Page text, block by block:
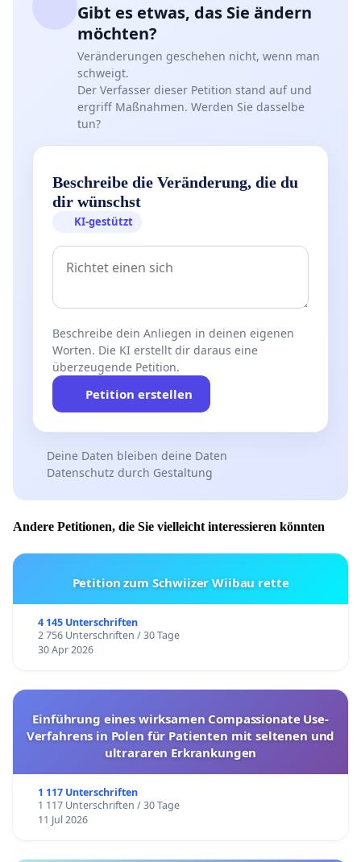
Gibt es etwas, das Sie ändern
möchten?
Veränderungen geschehen nicht, wenn man
schweigt.
Der Verfasser dieser Petition stand auf und
ergriff Maßnahmen. Werden Sie dasselbe
tun?
Beschreibe die Veränderung, die du
dir wünschst
KI-gestützt
Beschreibe dein Anliegen in deinen eigenen
Worten. Die KI erstellt dir daraus eine
überzeugende Petition.
Petition erstellen
Deine Daten bleiben deine Daten
Datenschutz durch Gestaltung
Andere Petitionen, die Sie vielleicht interessieren könnten
Petition zum Schwiizer Wiibau rette
4 145 Unterschriften
2 756 Unterschriften / 30 Tage
30 Apr 2026
Einführung eines wirksamen Compassionate Use-
Verfahrens in Polen für Patienten mit seltenen und
ultrararen Erkrankungen
1 117 Unterschriften
1 117 Unterschriften / 30 Tage
11 Jul 2026